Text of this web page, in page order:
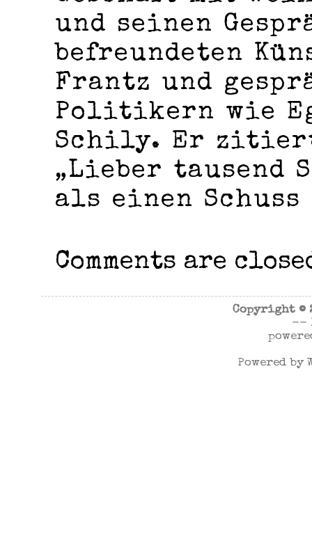
und seinen
befreundeten
Frantz und
Politikern wie
Schily. Er zitiert
„Lieber tausend
als einen Schuss
Comments are
Copyright ©
--
Powered by